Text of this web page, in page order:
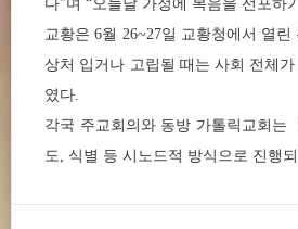
다”며 “오늘날 가정에 복음을 선포
교황은 6월 26~27일 교황청에서 열
상처 입거나 고립될 때는 사회 전체
였다.
각국 주교회의와 동방 가톨릭교회
도, 식별 등 시노드적 방식으로 진행